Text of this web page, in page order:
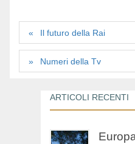
Il futuro della Rai
Numeri della Tv
ARTICOLI RECENTI